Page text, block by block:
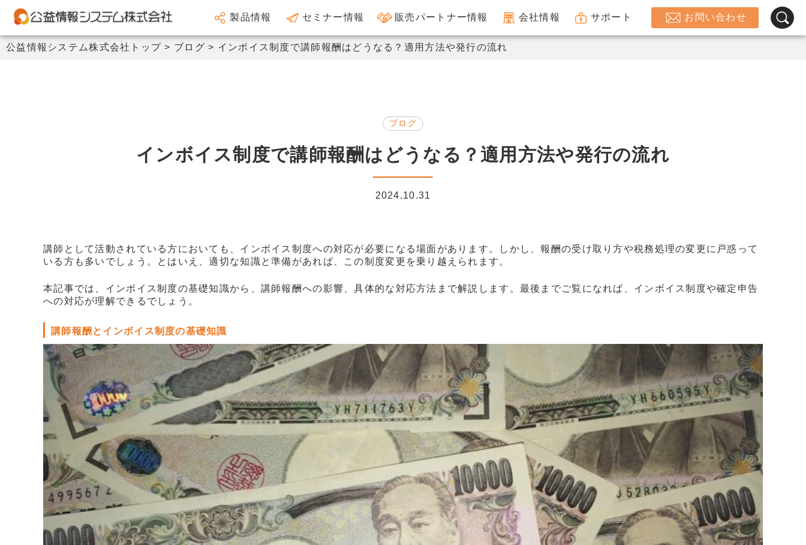
会計システム
お問い合わせ
講師マイページ
製品情報 セミナー情報 販売パートナー情報 会社情報 サポート お問い合わせ
公益情報システム株式会社トップ > ブログ > インボイス制度で講師報酬はどうなる？適用方法や発行の流れ
ブログ
インボイス制度で講師報酬はどうなる？適用方法や発行の流れ
2024.10.31
講師として活動されている方においても、インボイス制度への対応が必要になる場面があります。しかし、報酬の受け取り方や税務処理の変更に戸惑って
いる方も多いでしょう。とはいえ、適切な知識と準備があれば、この制度変更を乗り越えられます。
本記事では、インボイス制度の基礎知識から、講師報酬への影響、具体的な対応方法まで解説します。最後までご覧になれば、インボイス制度や確定申告
への対応が理解できるでしょう。
講師報酬とインボイス制度の基礎知識